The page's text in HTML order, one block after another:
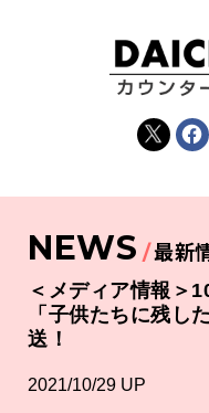
X
NEWS 最新
＜メディア情報＞
「子供たちに残し
送！
2021/10/29 UP